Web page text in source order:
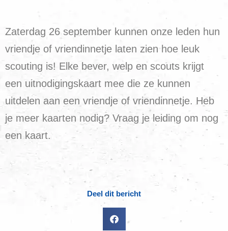
Zaterdag 26 september kunnen onze leden hun
vriendje of vriendinnetje laten zien hoe leuk
scouting is! Elke bever, welp en scouts krijgt
een uitnodigingskaart mee die ze kunnen
uitdelen aan een vriendje of vriendinnetje. Heb
je meer kaarten nodig? Vraag je leiding om nog
een kaart.
Deel dit bericht